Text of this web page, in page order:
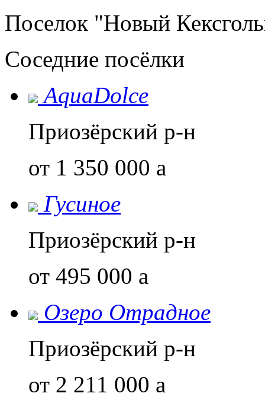
Поселок "Новый
Соседние посёлки
AquaDolce
Приозёрский р-н
от 1 350 000 a
Гусиное
Приозёрский р-н
от 495 000 a
Озеро Отрадное
Приозёрский р-н
от 2 211 000 a